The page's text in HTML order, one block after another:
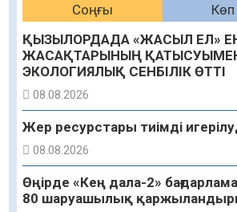
Соңғы
Көп
ҚЫЗЫЛОРДАДА «ЖАСЫЛ ЕЛ»
ЖАСАҚТАРЫНЫҢ
ЭКОЛОГИЯЛЫҚ СЕНБІЛІК ӨТТІ
08.08.2026
Жер ресурстары тиімді
08.08.2026
Өңірде «Кең дала-2»
80 шаруашылық